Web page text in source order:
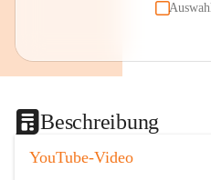
Beschreibung
YouTube-Video